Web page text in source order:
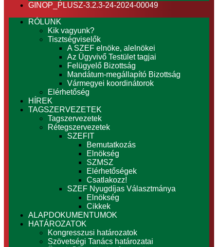
GINOP_PLUSZ-3.2.3-24-2024-00049
RÓLUNK
Kik vagyunk?
Tisztségviselők
A SZEF elnöke, alelnökei
Az Ügyvivő Testület tagjai
Felügyelő Bizottság
Mandátum-megállapító Bizottság
Vármegyei koordinátorok
Elérhetőség
HÍREK
TAGSZERVEZETEK
Tagszervezetek
Rétegszervezetek
SZEFIT
Bemutatkozás
Elnökség
SZMSZ
Elérhetőségek
Csatlakozz!
SZEF Nyugdíjas Választmánya
Elnökség
Cikkek
ALAPDOKUMENTUMOK
HATÁROZATOK
Kongresszusi határozatok
Szövetségi Tanács határozatai